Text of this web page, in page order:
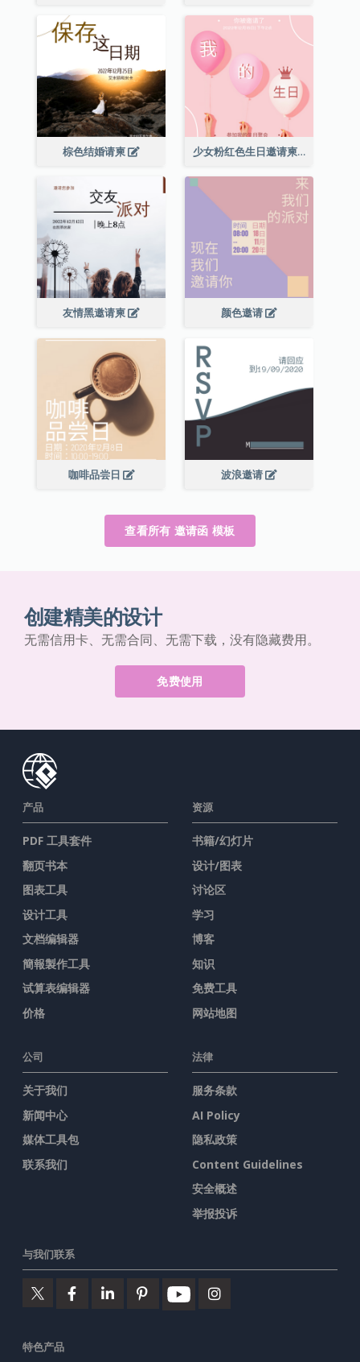
棕色结婚请柬 少女粉红色生日邀请柬
友情黑邀请柬 颜色邀请
咖啡品尝日 波浪邀请
查看所有 邀请函 模板
创建精美的设计
无需信用卡、无需合同、无需下载，没有隐藏费用。
免费使用
产品
PDF 工具套件
翻页书本
图表工具
设计工具
文档编辑器
簡報製作工具
试算表编辑器
价格
资源
书籍/幻灯片
设计/图表
讨论区
学习
博客
知识
免费工具
网站地图
公司
关于我们
新闻中心
媒体工具包
联系我们
法律
服务条款
AI Policy
隐私政策
Content Guidelines
安全概述
举报投诉
与我们联系
特色产品